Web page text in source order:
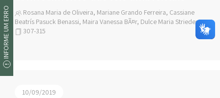
Rosana Maria de Oliveira, Mariane Grando Ferreira, Cassiane
Beatrís Pasuck Benassi, Maira Vanessa BÃ¤r, Dulce Maria Strieder
307-315
10/09/2019
INFORME UM ERRO